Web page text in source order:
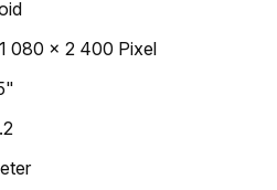
1 080 x 2 400 Pixel